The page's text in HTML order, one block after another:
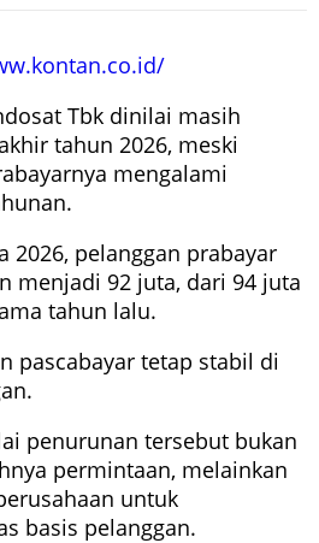
Tbk dinilai masih
tahun 2026, meski
mengalami
2026, pelanggan prabayar
menjadi 92 juta, dari 94 juta
tahun lalu.
pascabayar tetap stabil di
penurunan tersebut bukan
permintaan, melainkan
untuk
basis pelanggan.